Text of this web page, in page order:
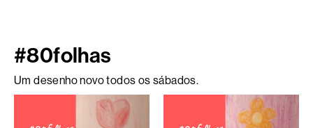
#80folhas
Um desenho novo todos os sábados.